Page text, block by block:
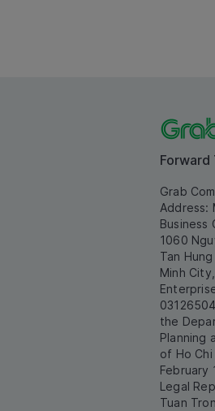
Grab
Address:
Business
1060
Tan
Minh
the
Planning
of Ho
February
Legal
Tuan